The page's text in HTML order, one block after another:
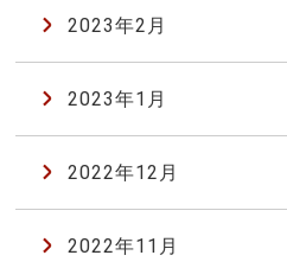
2023年2月
2023年1月
2022年12月
2022年11月